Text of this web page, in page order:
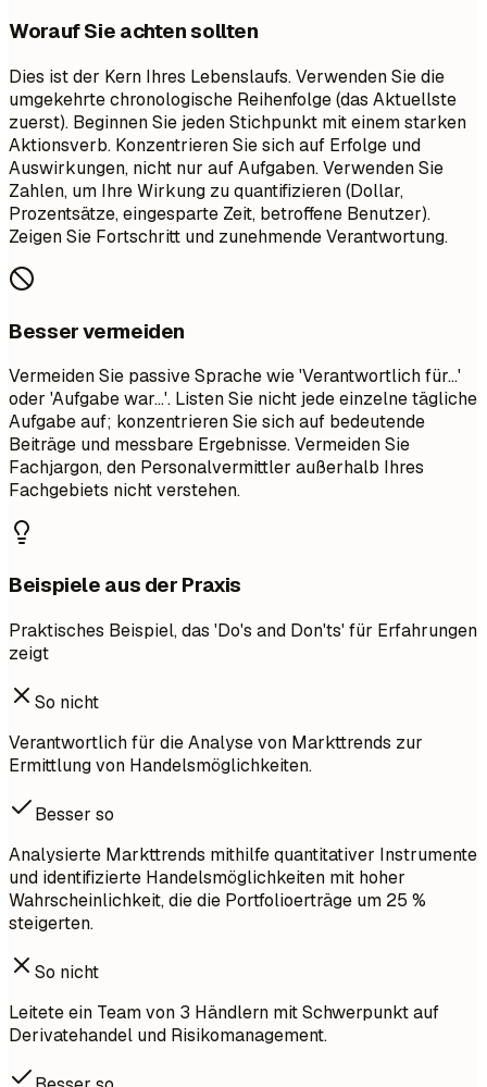
Worauf Sie achten sollten
Dies ist der Kern Ihres Lebenslaufs. Verwenden Sie die
umgekehrte chronologische Reihenfolge (das Aktuellste
zuerst). Beginnen Sie jeden Stichpunkt mit einem starken
Aktionsverb. Konzentrieren Sie sich auf Erfolge und
Auswirkungen, nicht nur auf Aufgaben. Verwenden Sie
Zahlen, um Ihre Wirkung zu quantifizieren (Dollar,
Prozentsätze, eingesparte Zeit, betroffene Benutzer).
Zeigen Sie Fortschritt und zunehmende Verantwortung.
Besser vermeiden
Vermeiden Sie passive Sprache wie 'Verantwortlich für...'
oder 'Aufgabe war...'. Listen Sie nicht jede einzelne tägliche
Aufgabe auf; konzentrieren Sie sich auf bedeutende
Beiträge und messbare Ergebnisse. Vermeiden Sie
Fachjargon, den Personalvermittler außerhalb Ihres
Fachgebiets nicht verstehen.
Beispiele aus der Praxis
Praktisches Beispiel, das 'Do's and Don'ts' für Erfahrungen
zeigt
So nicht
Verantwortlich für die Analyse von Markttrends zur
Ermittlung von Handelsmöglichkeiten.
Besser so
Analysierte Markttrends mithilfe quantitativer Instrumente
und identifizierte Handelsmöglichkeiten mit hoher
Wahrscheinlichkeit, die die Portfolioerträge um 25 %
steigerten.
So nicht
Leitete ein Team von 3 Händlern mit Schwerpunkt auf
Derivatehandel und Risikomanagement.